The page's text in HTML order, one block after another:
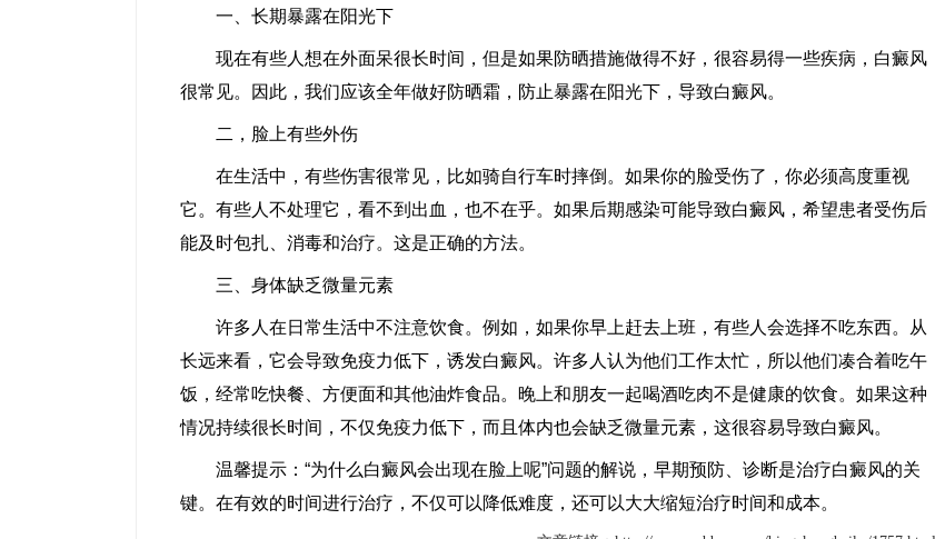
一、长期暴露在阳光下
现在有些人想在外面呆很长时间，但是如果防晒措施做得不好，很容易得一些疾病，白癜风
很常见。因此，我们应该全年做好防晒霜，防止暴露在阳光下，导致白癜风。
二，脸上有些外伤
在生活中，有些伤害很常见，比如骑自行车时摔倒。如果你的脸受伤了，你必须高度重视
它。有些人不处理它，看不到出血，也不在乎。如果后期感染可能导致白癜风，希望患者受伤后
能及时包扎、消毒和治疗。这是正确的方法。
三、身体缺乏微量元素
许多人在日常生活中不注意饮食。例如，如果你早上赶去上班，有些人会选择不吃东西。从
长远来看，它会导致免疫力低下，诱发白癜风。许多人认为他们工作太忙，所以他们凑合着吃午
饭，经常吃快餐、方便面和其他油炸食品。晚上和朋友一起喝酒吃肉不是健康的饮食。如果这种
情况持续很长时间，不仅免疫力低下，而且体内也会缺乏微量元素，这很容易导致白癜风。
温馨提示：“为什么白癜风会出现在脸上呢”问题的解说，早期预防、诊断是治疗白癜风的关
键。在有效的时间进行治疗，不仅可以降低难度，还可以大大缩短治疗时间和成本。
马小玲 宋玉芹